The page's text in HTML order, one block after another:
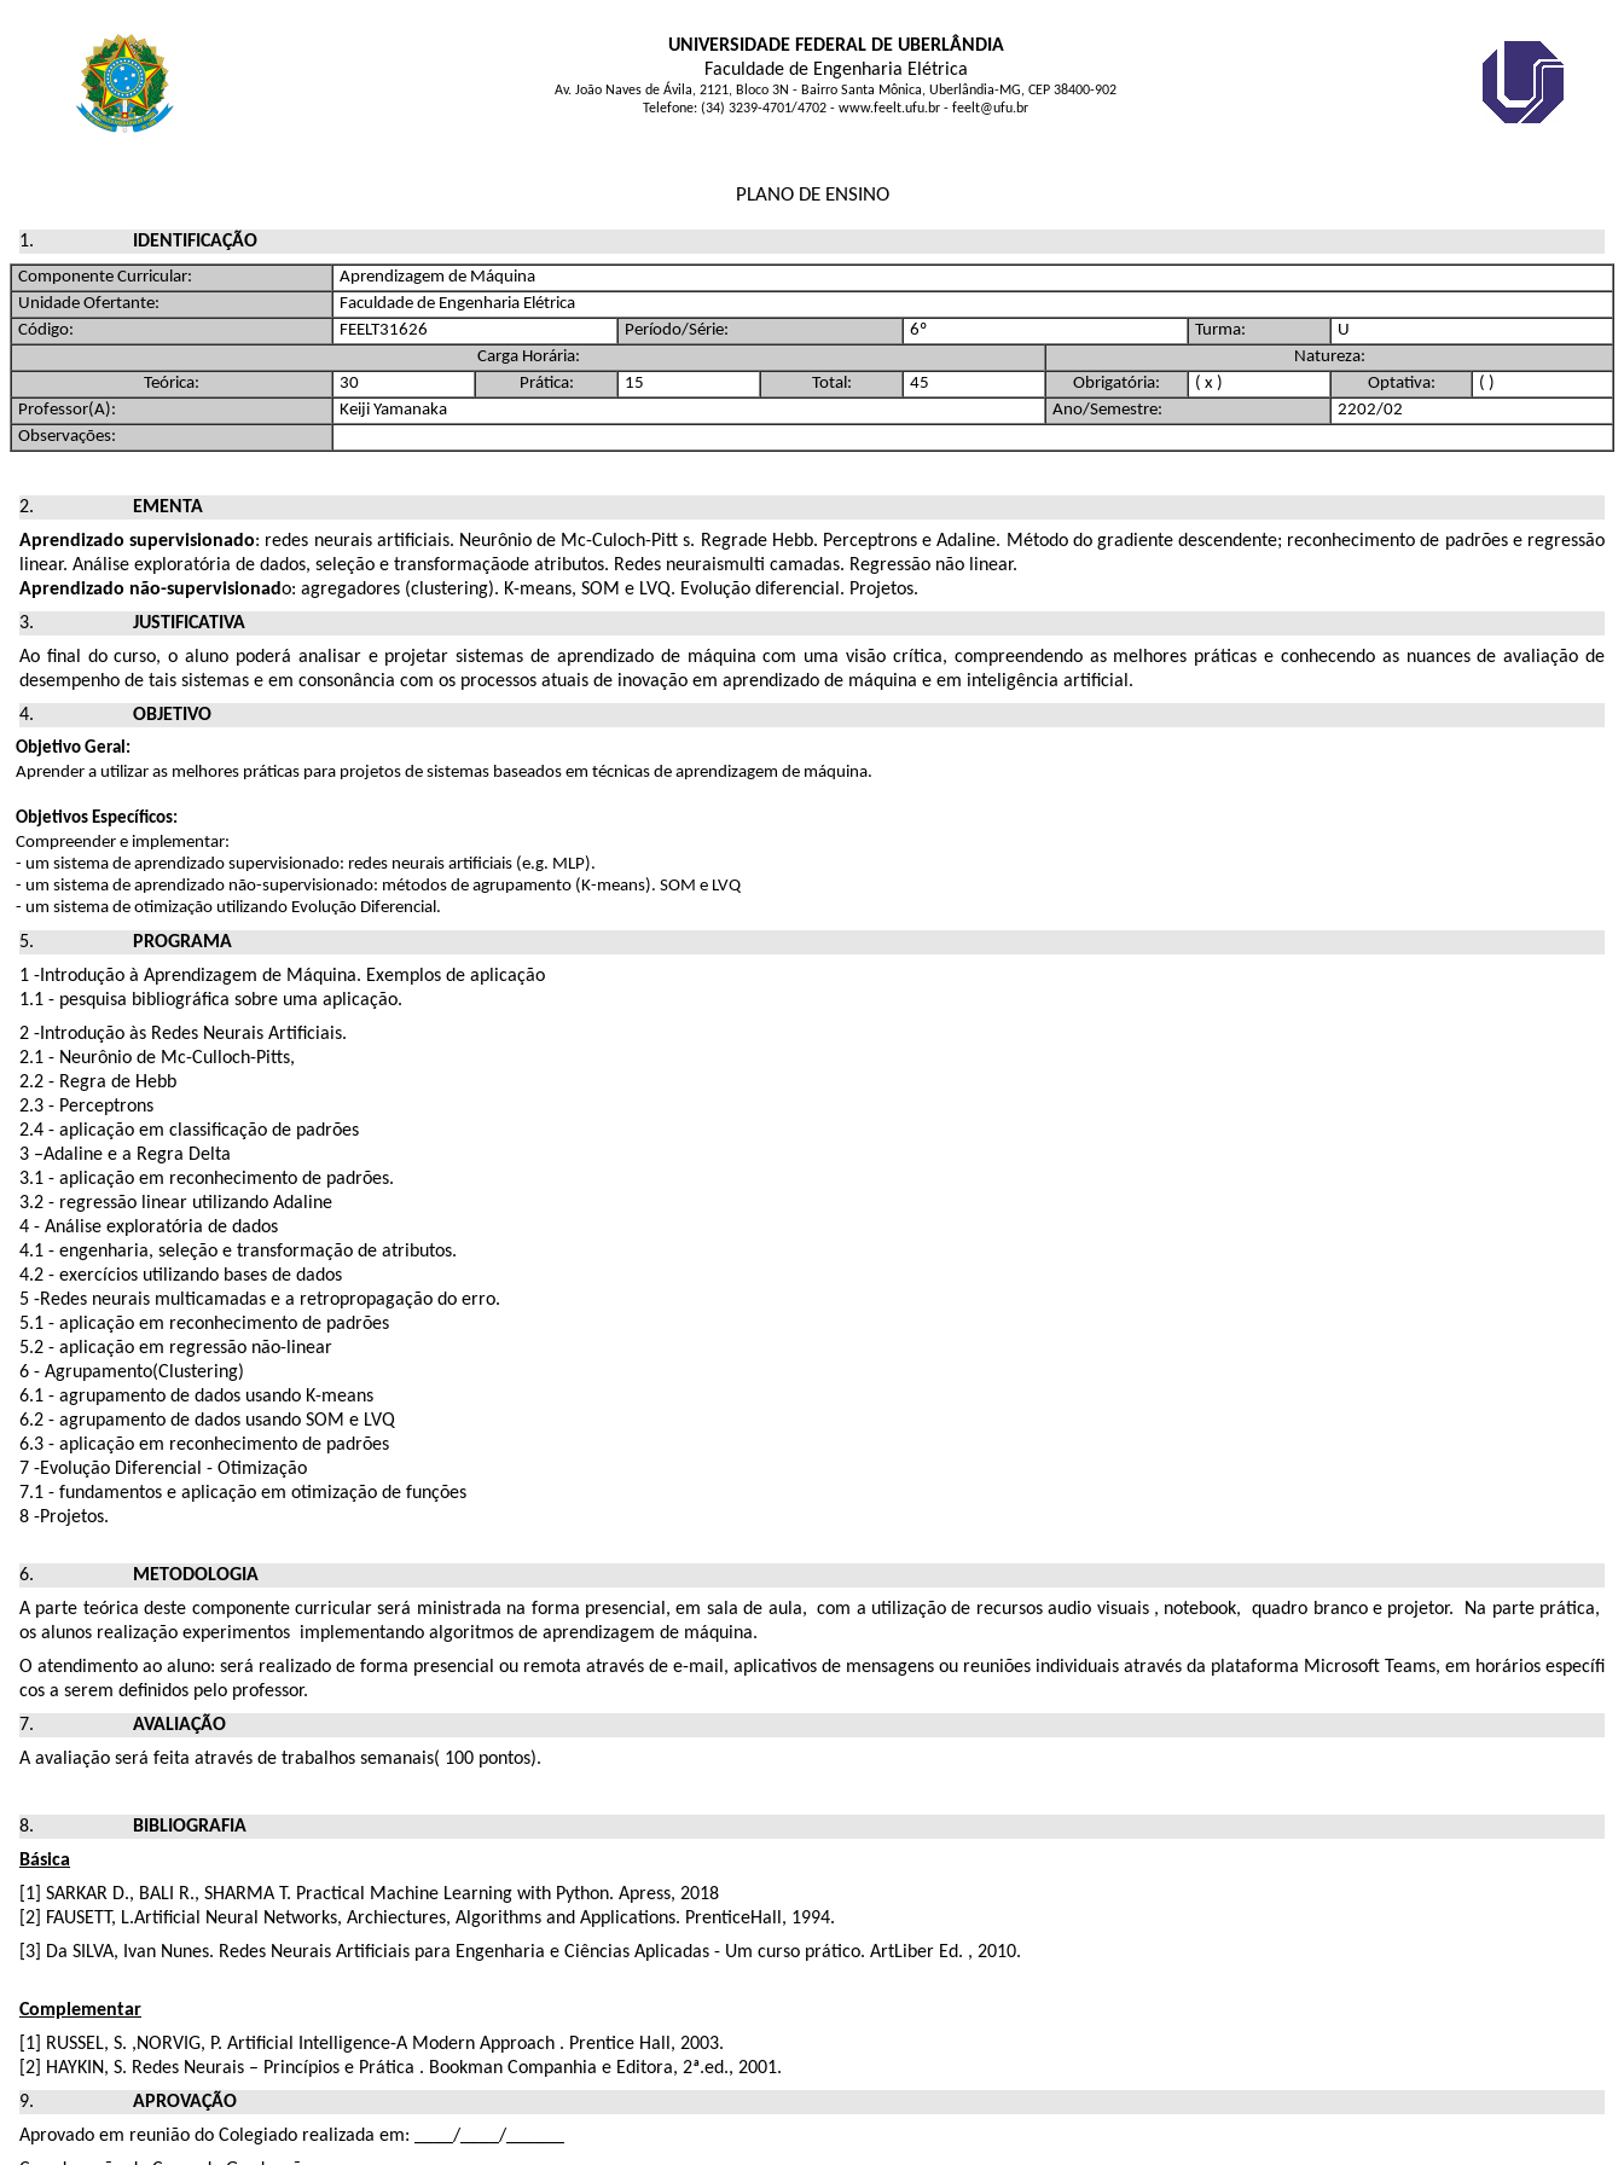
UNIVERSIDADE FEDERAL DE UBERLÂNDIA
Faculdade de Engenharia Elétrica
Av. João Naves de Ávila, 2121, Bloco 3N - Bairro Santa Mônica, Uberlândia-MG, CEP 38400-902
Telefone: (34) 3239-4701/4702 - www.feelt.ufu.br - feelt@ufu.br
PLANO DE ENSINO
IDENTIFICAÇÃO
Componente Curricular:
Aprendizagem de Máquina
Unidade Ofertante:
Faculdade de Engenharia Elétrica
Código:
FEELT31626 Período/Série: 6º Turma:
U
Carga Horária:
Natureza:
Teórica:
30 Prática: 15 Total: 45 Obrigatória: ( x ) Optativa:
( )
Professor(A):
Keiji Yamanaka Ano/Semestre:
2202/02
Observações:
EMENTA
Aprendizado supervisionado: redes neurais artificiais. Neurônio de Mc-Culoch-Pitt s. Regrade Hebb. Perceptrons e Adaline. Método do gradiente descendente; reconhecimento de padrões e regressão
linear. Análise exploratória de dados, seleção e transformaçãode atributos. Redes neuraismulti camadas. Regressão não linear.
Aprendizado não-supervisionado: agregadores (clustering). K-means, SOM e LVQ. Evolução diferencial. Projetos.
JUSTIFICATIVA
Ao final do curso, o aluno poderá analisar e projetar sistemas de aprendizado de máquina com uma visão crítica, compreendendo as melhores práticas e conhecendo as nuances de avaliação de
desempenho de tais sistemas e em consonância com os processos atuais de inovação em aprendizado de máquina e em inteligência artificial.
OBJETIVO
Objetivo Geral:
Aprender a utilizar as melhores práticas para projetos de sistemas baseados em técnicas de aprendizagem de máquina.
Objetivos Específicos:
Compreender e implementar:
- um sistema de aprendizado supervisionado: redes neurais artificiais (e.g. MLP).
- um sistema de aprendizado não-supervisionado: métodos de agrupamento (K-means). SOM e LVQ
- um sistema de otimização utilizando Evolução Diferencial.
PROGRAMA
1 -Introdução à Aprendizagem de Máquina. Exemplos de aplicação
1.1 - pesquisa bibliográfica sobre uma aplicação.
2 -Introdução às Redes Neurais Artificiais.
2.1 - Neurônio de Mc-Culloch-Pitts,
2.2 - Regra de Hebb
2.3 - Perceptrons
2.4 - aplicação em classificação de padrões
3 –Adaline e a Regra Delta
3.1 - aplicação em reconhecimento de padrões.
3.2 - regressão linear utilizando Adaline
4 - Análise exploratória de dados
4.1 - engenharia, seleção e transformação de atributos.
4.2 - exercícios utilizando bases de dados
5 -Redes neurais multicamadas e a retropropagação do erro.
5.1 - aplicação em reconhecimento de padrões
5.2 - aplicação em regressão não-linear
6 - Agrupamento(Clustering)
6.1 - agrupamento de dados usando K-means
6.2 - agrupamento de dados usando SOM e LVQ
6.3 - aplicação em reconhecimento de padrões
7 -Evolução Diferencial - Otimização
7.1 - fundamentos e aplicação em otimização de funções
8 -Projetos.
METODOLOGIA
A parte teórica deste componente curricular será ministrada na forma presencial, em sala de aula, com a utilização de recursos audio visuais , notebook, quadro branco e projetor. Na parte prática,
os alunos realização experimentos implementando algoritmos de aprendizagem de máquina.
O atendimento ao aluno: será realizado de forma presencial ou remota através de e-mail, aplicativos de mensagens ou reuniões individuais através da plataforma Microsoft Teams, em horários específi
cos a serem definidos pelo professor.
AVALIAÇÃO
A avaliação será feita através de trabalhos semanais( 100 pontos).
BIBLIOGRAFIA
Básica
[1] SARKAR D., BALI R., SHARMA T. Practical Machine Learning with Python. Apress, 2018
[2] FAUSETT, L.Artificial Neural Networks, Archiectures, Algorithms and Applications. PrenticeHall, 1994.
[3] Da SILVA, Ivan Nunes. Redes Neurais Artificiais para Engenharia e Ciências Aplicadas - Um curso prático. ArtLiber Ed. , 2010.
Complementar
[1] RUSSEL, S. ,NORVIG, P. Artificial Intelligence-A Modern Approach . Prentice Hall, 2003.
[2] HAYKIN, S. Redes Neurais – Princípios e Prática . Bookman Companhia e Editora, 2ª.ed., 2001.
APROVAÇÃO
Aprovado em reunião do Colegiado realizada em: ____/____/______